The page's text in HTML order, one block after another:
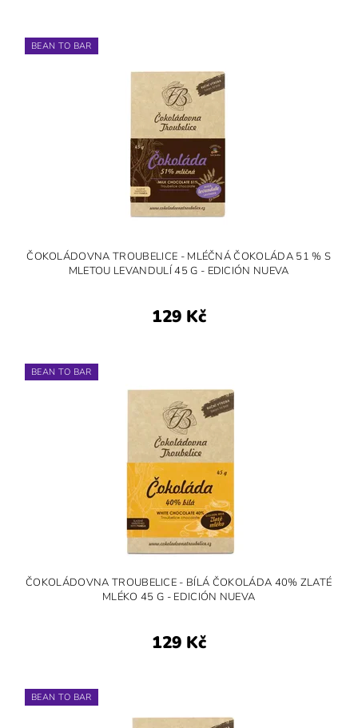
BEAN TO BAR
ČOKOLÁDOVNA TROUBELICE - MLÉČNÁ ČOKOLÁDA 51 % S
MLETOU LEVANDULÍ 45 G - EDICIÓN NUEVA
129 Kč
BEAN TO BAR
ČOKOLÁDOVNA TROUBELICE - BÍLÁ ČOKOLÁDA 40% ZLATÉ
MLÉKO 45 G - EDICIÓN NUEVA
129 Kč
BEAN TO BAR